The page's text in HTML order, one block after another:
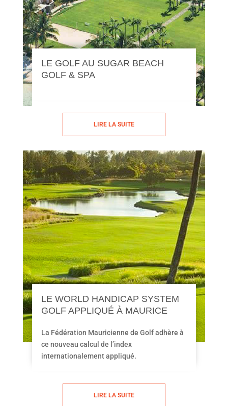
LE GOLF AU SUGAR BEACH
GOLF & SPA
LIRE LA SUITE
LE WORLD HANDICAP SYSTEM
GOLF APPLIQUÉ À MAURICE
La Fédération Mauricienne de Golf adhère à
ce nouveau calcul de l’index
internationalement appliqué.
LIRE LA SUITE